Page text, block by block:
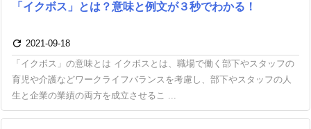
「イクボス」とは？意味と例文が３秒でわかる！
 2021-09-18
「イクボス」の意味とは イクボスとは、職場で働く部下やスタッフの
育児や介護などワークライフバランスを考慮し、部下やスタッフの人
生と企業の業績の両方を成立させるこ ...